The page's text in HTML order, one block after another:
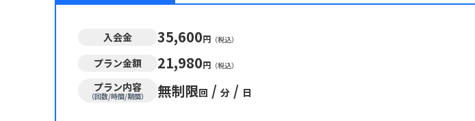
入会金 35,600円 （税込）
プラン金額 21,980円 （税込）
プラン内容
（回数/時間/期間） 無制限回 / 分 / 日